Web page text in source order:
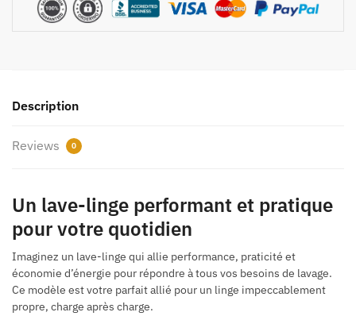
quantity
Description
Reviews 0
Un lave-linge performant et pratique
pour votre quotidien
Imaginez un lave-linge qui allie performance, praticité et
économie d’énergie pour répondre à tous vos besoins de lavage.
Ce modèle est votre parfait allié pour un linge impeccablement
propre, charge après charge.